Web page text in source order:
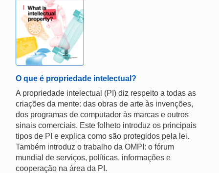
O que é propriedade intelectual?
A propriedade intelectual (PI) diz respeito a todas as
criações da mente: das obras de arte às invenções,
dos programas de computador às marcas e outros
sinais comerciais. Este folheto introduz os principais
tipos de PI e explica como são protegidos pela lei.
Também introduz o trabalho da OMPI: o fórum
mundial de serviços, políticas, informações e
cooperação na área da PI.